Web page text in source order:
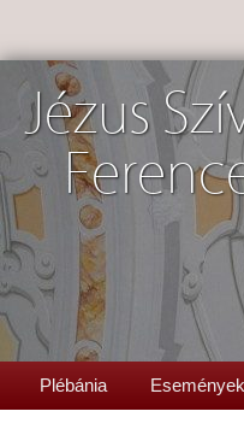
Jézus
Plébánia Események